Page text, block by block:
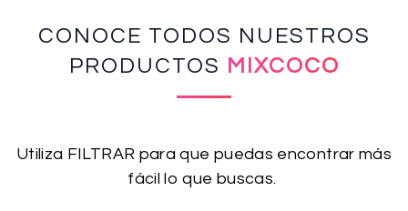
CONOCE TODOS NUESTROS
PRODUCTOS MIXCOCO
Utiliza FILTRAR para que puedas encontrar más
fácil lo que buscas.